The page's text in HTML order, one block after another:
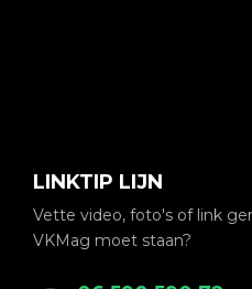
LINKTIP LIJN
Vette video, foto's of link
VKMag moet staan?